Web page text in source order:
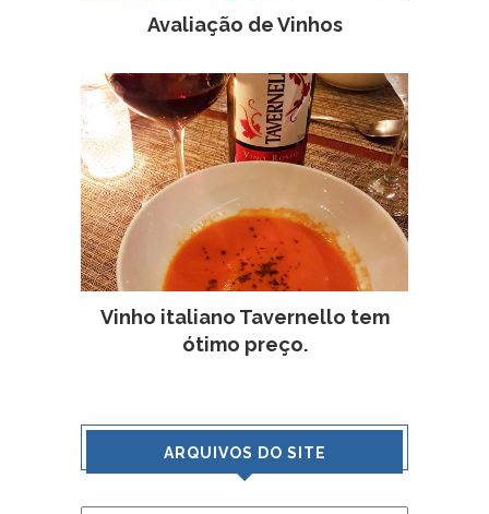
Avaliação de Vinhos
Vinho italiano Tavernello tem
ótimo preço.
ARQUIVOS DO SITE